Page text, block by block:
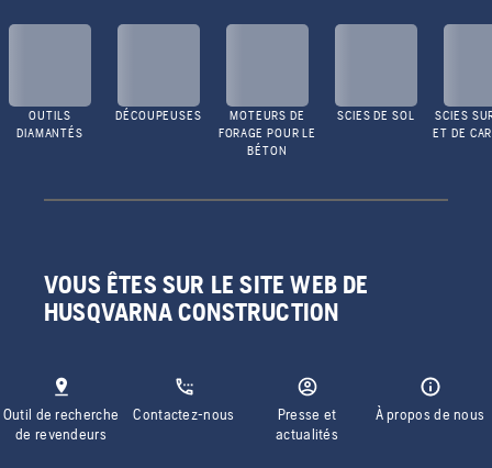
OUTILS
DIAMANTÉS
DÉCOUPEUSES
MOTEURS DE
FORAGE POUR LE
BÉTON
SCIES DE SOL
SCIES
ET DE
VOUS ÊTES SUR LE SITE WEB DE
HUSQVARNA CONSTRUCTION
Outil de recherche
de revendeurs
Contactez-nous
Presse et
actualités
À propos de nous